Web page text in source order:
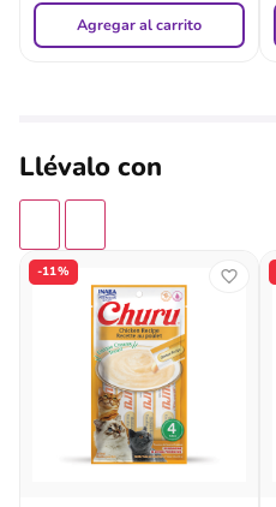
Agregar al carrito
Llévalo con
-11%